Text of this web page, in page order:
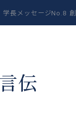
学長メッセージNo.8
伝